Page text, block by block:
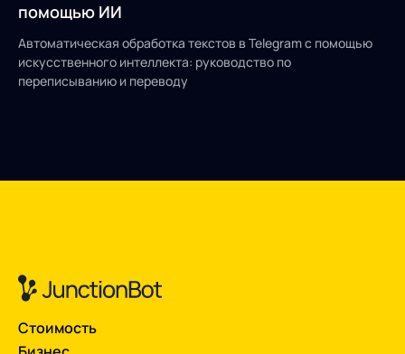
помощью ИИ
Автоматическая обработка текстов в Telegram с помощью
искусственного интеллекта: руководство по
переписыванию и переводу
Стоимость